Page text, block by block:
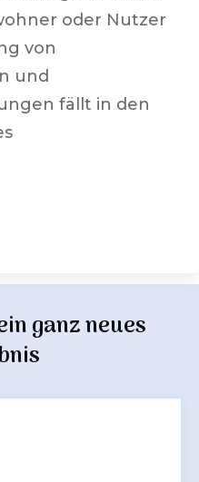
oder Nutzer
von
und
fällt in den
ganz neues